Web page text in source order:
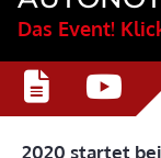
Das Event!
2020 startet